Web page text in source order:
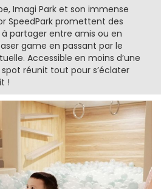
Imagi Park et son immense
SpeedPark promettent des
partager entre amis ou en
game en passant par le
Accessible en moins d’une
réunit tout pour s’éclater
!